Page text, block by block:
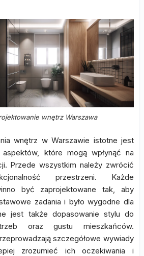
wnętrz Warszawa
wnętrz w Warszawie istotne jest
aspektów, które mogą wpłynąć na
Przede wszystkim należy zwrócić
przestrzeni. Każde
być zaprojektowane tak, aby
zadania i było wygodne dla
jest także dopasowanie stylu do
oraz gustu mieszkańców.
szczegółowe wywiady
zrozumieć ich oczekiwania i